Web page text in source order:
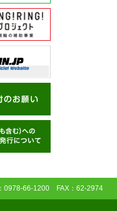
0978-66-1200 FAX：62-2974